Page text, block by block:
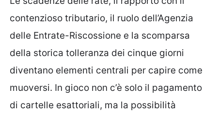
contenzioso tributario, il ruolo dell’Agenzia
delle Entrate-Riscossione e la scomparsa
della storica tolleranza dei cinque giorni
diventano elementi centrali per capire come
muoversi. In gioco non c’è solo il pagamento
di cartelle esattoriali, ma la possibilità